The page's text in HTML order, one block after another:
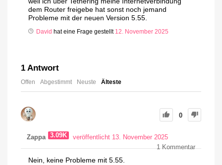
dem Router freigebe hat sonst noch jemand
Probleme mit der neuen Version 5.55.
David hat eine Frage gestellt 12. November 2025
1 Antwort
Offen Abgestimmt Neuste Älteste
0
Zappa 3.09K
veröffentlicht 13. November 2025
1Kommentar
Nein, keine Probleme mit 5.55.